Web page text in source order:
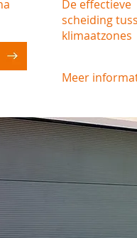
De effectieve
scheiding
klimaatzones
Meer